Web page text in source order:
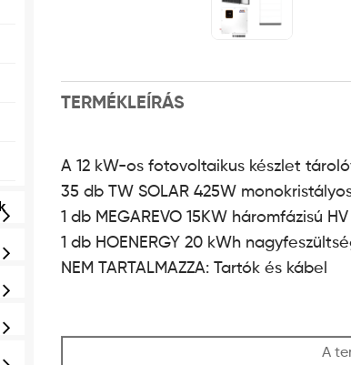
TERMÉKLEÍRÁS
A 12 kW-os fotovoltaikus készlet
35 db TW SOLAR 425W
1 db MEGAREVO 15KW háromfázisú
1 db HOENERGY 20 kWh
NEM TARTALMAZZA: Tartók és kábel
A